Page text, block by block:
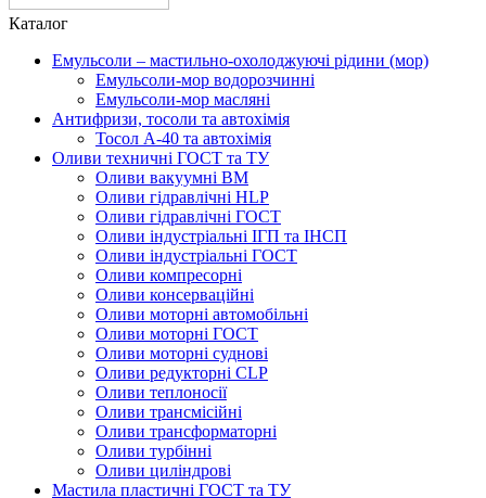
Каталог
Емульсоли – мастильно-охолоджуючі рідини (мор)
Емульсоли-мор водорозчинні
Емульсоли-мор масляні
Антифризи, тосоли та автохімія
Тосол А-40 та автохімія
Оливи техничні ГОСТ та ТУ
Оливи вакуумні ВМ
Оливи гідравлічні HLP
Оливи гідравлічні ГОСТ
Оливи індустріальні ІГП та ІНСП
Оливи індустріальні ГОСТ
Оливи компресорні
Оливи консерваційні
Оливи моторні автомобільні
Оливи моторні ГОСТ
Оливи моторні суднові
Оливи редукторні CLP
Оливи теплоносії
Оливи трансмісійні
Оливи трансформаторні
Оливи турбінні
Оливи циліндрові
Мастила пластичні ГОСТ та ТУ